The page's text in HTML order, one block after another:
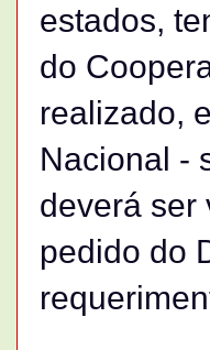
estados,
do
realizado,
Nacional -
deverá ser
pedido do